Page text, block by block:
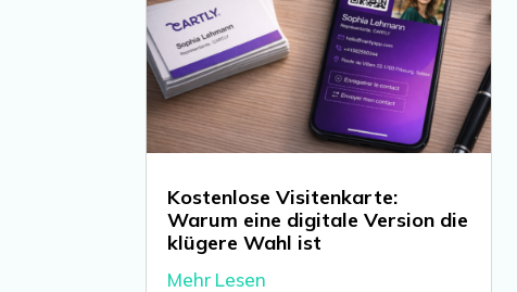
Kostenlose Visitenkarte:
Warum eine digitale Version die
klügere Wahl ist
Mehr Lesen